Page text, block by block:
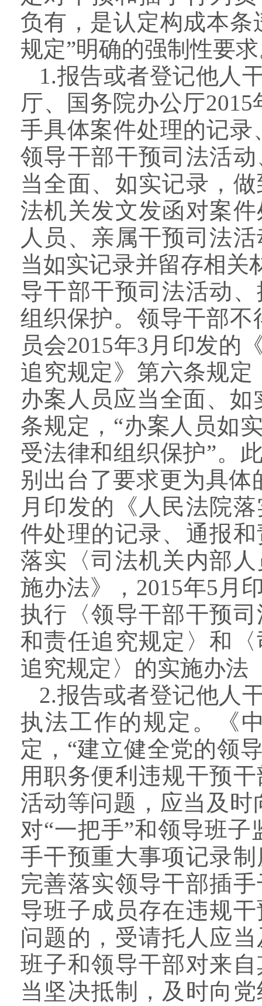
负有，是认定构成本
规定”明确的强制性要
1.报告或者登记他人
厅、国务院办公厅
手具体案件处理的记
领导干部干预司法活
当全面、如实记录，
法机关发文发函对案
人员、亲属干预司法
当如实记录并留存相关
导干部干预司法活动
组织保护。领导干部
员会2015年3月印发的
追究规定》第六条规
办案人员应当全面、
条规定，“办案人员如
受法律和组织保护”。
别出台了要求更为具体
月印发的《人民法院
件处理的记录、通报
落实〈司法机关内部
施办法》，2015年5月
执行〈领导干部干预
和责任追究规定〉和
追究规定〉的实施办法
2.报告或者登记他人
执法工作的规定。《
定，“建立健全党的领
用职务便利违规干预
活动等问题，应当及
对“一把手”和领导班
手干预重大事项记录
完善落实领导干部插
导班子成员存在违规
问题的，受请托人应
班子和领导干部对来
当坚决抵制，及时向